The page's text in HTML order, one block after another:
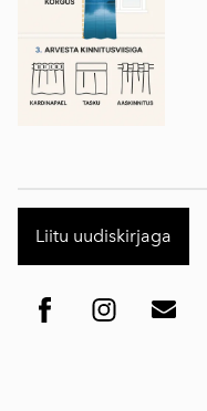
Liitu uudiskirjaga